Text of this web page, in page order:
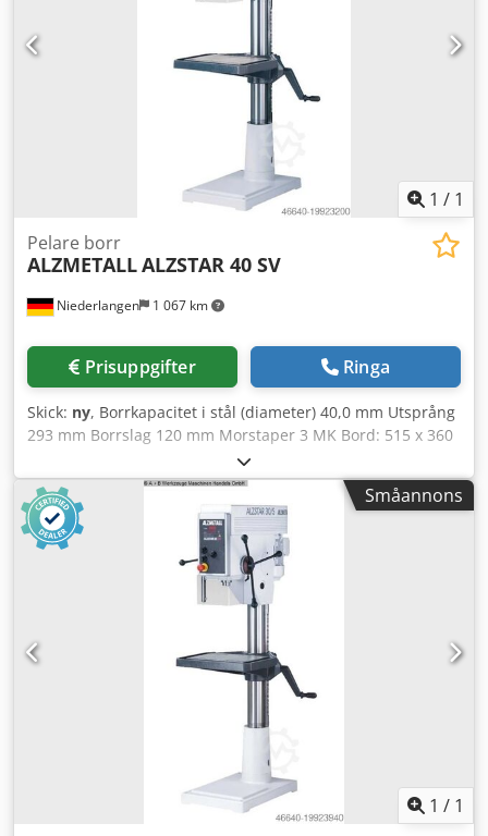
1 / 1
Niederlangen 1 067 km
Pelare borr
ALZMETALLALZSTAR 40 SV
Prisuppgifter Ringa
Skick: ny, Borrkapacitet i stål (diameter) 40,0 mm Utsprång
293 mm Borrslag 120 mm Morstaper 3 MK Bord: 515 x 360
mm Varvtal 160 - 2250 varv/min Pelardiameter 115 mm
Matning 0,10 + 0,20 mm/varv Avstånd spindel / bord 117 /
701 mm Totalt effektbehov 1,45 / 1,90 kW Vikt 285 kg Mått
L-B-H 500 x 800 x 1840 mm Utrustning: - automatisk
matning 0,10 + 0,20 mm/varv - steglös varvtalsreglering -
kort spindel MK 3 - svamptryckknapp (låsbart) för
nödstopp - riktningsomkopplare för höger- och
vänstergång - digital varvtalsvisning -
matningsöverbelastningsskydd - spindelskydd med
elektrisk låsning - 2 m kabel med 16A kontakt -
bruksanvisning på tyska inklusive specialutrustning: -
kylvätskesystem "B" Pos. 25. Cjdpfx Ajxaakasm Esrf
Småannons
1 / 1